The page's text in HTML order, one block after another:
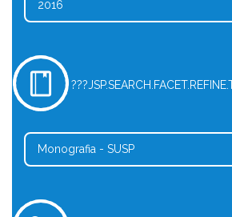
2016
Monografia - SUSP